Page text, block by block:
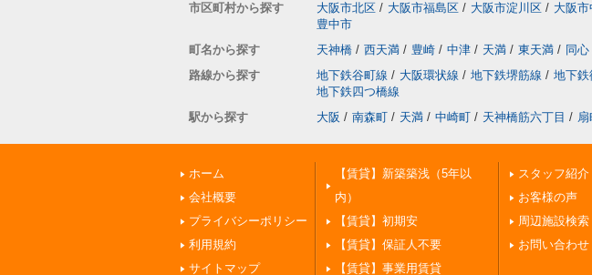
市区町村から探す 大阪市北区 / 大阪市福島区 / 大阪市淀川区 / 大阪
豊中市
町名から探す
天神橋 / 西天満 / 豊崎 / 中津 / 天満 / 東天満 / 同心
路線から探す
地下鉄谷町線 / 大阪環状線 / 地下鉄堺筋線 / 地下鉄
地下鉄四つ橋線
駅から探す
大阪 / 南森町 / 天満 / 中崎町 / 天神橋筋六丁目 / 扇
ホーム
会社概要
プライバシーポリシー
利用規約
サイトマップ
【賃貸】新築築浅（5年以
内）
【賃貸】初期安
【賃貸】保証人不要
【賃貸】事業用賃貸
スタッフ紹介
お客様の声
周辺施設検索
お問い合わせ